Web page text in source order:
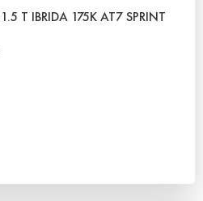
1.5 T IBRIDA 175K AT7 SPRINT